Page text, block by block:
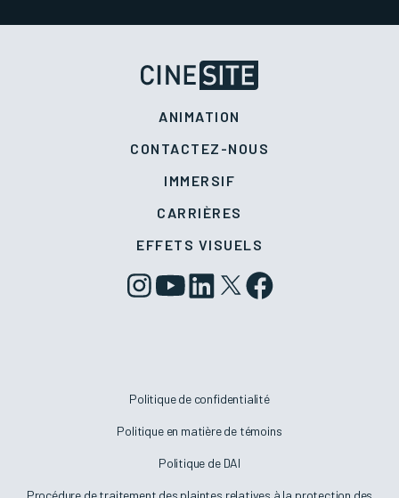
ANIMATION
CONTACTEZ-NOUS
IMMERSIF
CARRIÈRES
EFFETS VISUELS
Politique de confidentialité
Politique en matière de témoins
Politique de DAI
Procédure de traitement des plaintes relatives à la protection des